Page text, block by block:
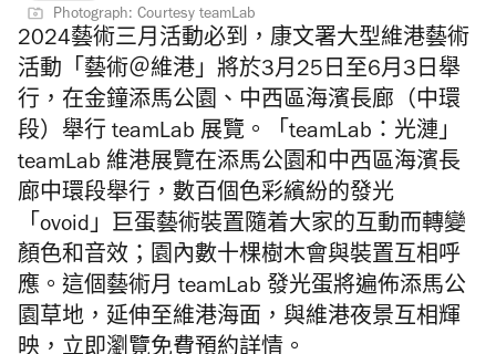
Photograph: Courtesy teamLab
2024藝術三月活動必到，康文署大型維港藝術
活動「藝術＠維港」將於3月25日至6月3日舉
行，在金鐘添馬公園、中西區海濱長廊（中環
段）舉行 teamLab 展覽。「teamLab：光漣」
teamLab 維港展覽在添馬公園和中西區海濱長
廊中環段舉行，數百個色彩繽紛的發光
「ovoid」巨蛋藝術裝置隨着大家的互動而轉變
顏色和音效；園內數十棵樹木會與裝置互相呼
應。這個藝術月 teamLab 發光蛋將遍佈添馬公
園草地，延伸至維港海面，與維港夜景互相輝